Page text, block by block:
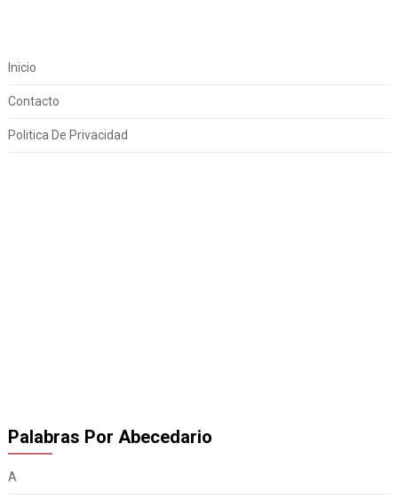
Inicio
Contacto
Politica De Privacidad
Palabras Por Abecedario
A